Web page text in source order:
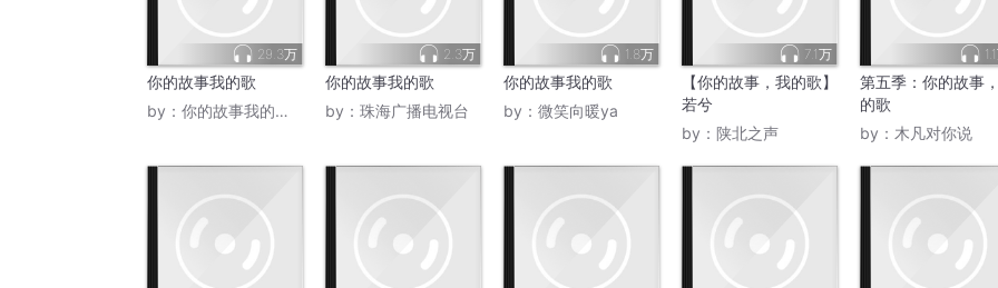
29.3万
你的故事我的歌
by： 你的故事我的歌915
2.3万
你的故事我的歌
by： 珠海广播电视台
1.8万
你的故事我的歌
by： 微笑向暖ya
7.1万
【你的故事，我的歌】
若兮
by： 陕北之声
第五季：你的故事
的歌
by： 木凡对你说